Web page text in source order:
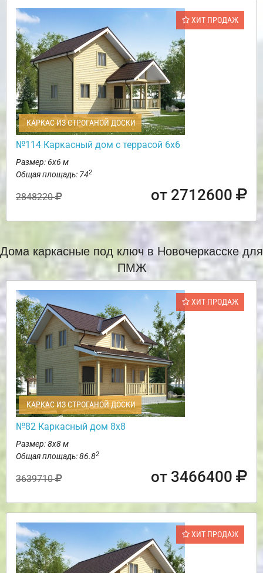
ХИТ ПРОДАЖ
КАРКАС ИЗ СТРОГАНОЙ ДОСКИ
№114 Каркасный дом с террасой 6х6
Размер: 6х6 м
Общая площадь: 742
2848220 от 2712600
Дома каркасные под ключ в Новочеркасске для
ПМЖ
ХИТ ПРОДАЖ
КАРКАС ИЗ СТРОГАНОЙ ДОСКИ
№82 Каркасный дом 8х8
Размер: 8х8 м
Общая площадь: 86.82
3639710 от 3466400
ХИТ ПРОДАЖ